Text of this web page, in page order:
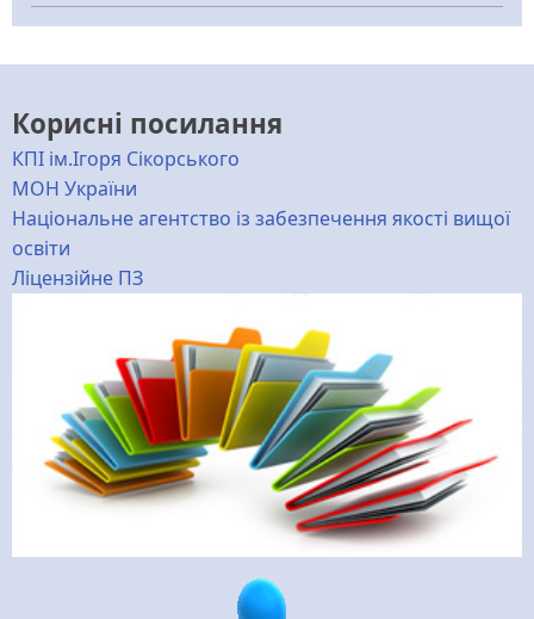
Корисні посилання
КПІ ім.Ігоря Сікорського
МОН України
Національне агентство із забезпечення якості вищої
освіти
Ліцензійне ПЗ